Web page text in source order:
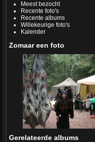
Meest bezocht
Recente foto's
Recente albums
Willekeurige foto's
Kalender
Zomaar een foto
Gerelateerde albums